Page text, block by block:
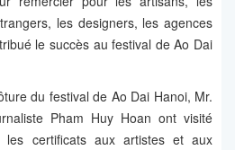
les designers, les agences
le succès au festival de Ao Dai
du festival de Ao Dai Hanoi, Mr.
Pham Huy Hoan ont visité
certificats aux artistes et aux